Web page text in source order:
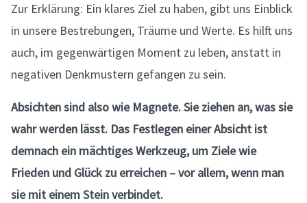
Zur Erklärung: Ein klares Ziel zu haben, gibt uns Einblick
in unsere Bestrebungen, Träume und Werte. Es hilft uns
auch, im gegenwärtigen Moment zu leben, anstatt in
negativen Denkmustern gefangen zu sein.
Absichten sind also wie Magnete. Sie ziehen an, was sie
wahr werden lässt. Das Festlegen einer Absicht ist
demnach ein mächtiges Werkzeug, um Ziele wie
Frieden und Glück zu erreichen – vor allem, wenn man
sie mit einem Stein verbindet.